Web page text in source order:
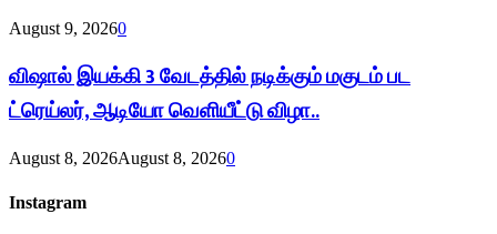
August 9, 20260
விஷால் இயக்கி 3 வேடத்தில் நடிக்கும் மகுடம் பட
ட்ரெய்லர், ஆடியோ வெளியீட்டு விழா..
August 8, 2026August 8, 20260
Instagram